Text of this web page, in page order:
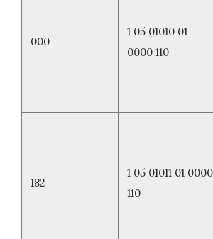
000
1 05 01010 01
0000 110
182
1 05 01011 01 0000
110